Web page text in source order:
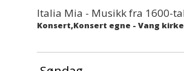
Italia Mia - Musikk fra 1600-
Konsert,Konsert egne - Vang kirke